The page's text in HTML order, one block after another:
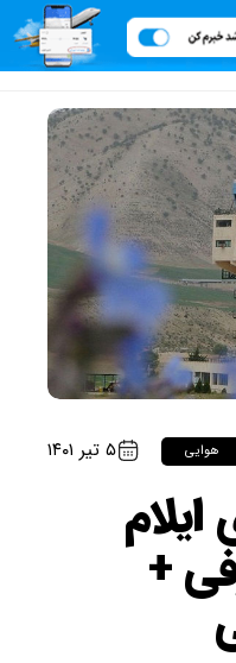
هوایی ۵ تیر ۱۴۰۱
+